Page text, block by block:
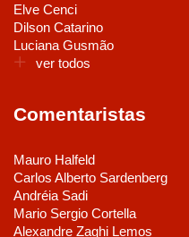
Elve Cenci
Dilson Catarino
Luciana Gusmão
ver todos
Comentaristas
Mauro Halfeld
Carlos Alberto Sardenberg
Andréia Sadi
Mario Sergio Cortella
Alexandre Zaghi Lemos